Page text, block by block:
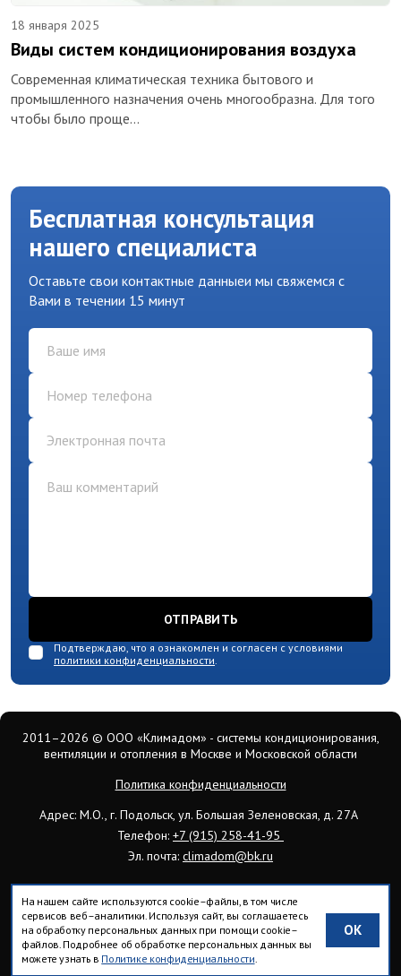
января 2025
систем кондиционирования воздуха
климатическая техника бытового и
назначения очень многообразна. Для того
было проще…
Бесплатная консультация
нашего специалиста
Оставьте свои контактные данныеи мы свяжемся с
Вами в течении 15 минут
name
phone
email
comment
ОТПРАВИТЬ
Подтверждаю, что я ознакомлен и согласен с условиями
политики конфиденциальности.
2011–2026 © ООО «Климадом» - системы кондиционирования,
вентиляции и отопления в Москве и Московской области
Политика конфиденциальности
Адрес: М.О., г. Подольск, ул. Большая Зеленовская, д. 27А
Телефон: +7 (915) 258-41-95
Эл. почта: climadom@bk.ru
Вся информация на сайте носит исключительно ознакомительный
характер, для уточнения обращайтесь к нашим менеджерам.
На нашем сайте используются cookie–файлы, в том числе
сервисов веб–аналитики. Используя сайт, вы соглашаетесь
на обработку персональных данных при помощи cookie–
файлов. Подробнее об обработке персональных данных вы
можете узнать в Политике конфиденциальности.
OK